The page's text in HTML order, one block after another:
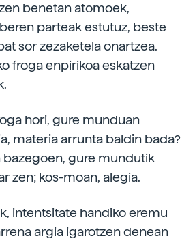
benetan atomoek,
parteak estutuz, beste
sor zezaketela onartzea.
froga enpirikoa eskatzen
hori, gure munduan
materia arrunta baldin bada?
bazegoen, gure mundutik
zen; kos-moan, alegia.
intentsitate handiko eremu
argia igarotzen denean